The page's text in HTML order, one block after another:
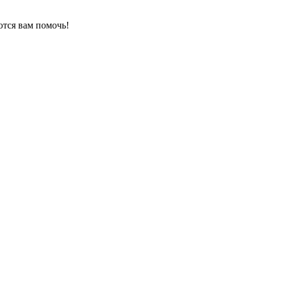
вам помочь!